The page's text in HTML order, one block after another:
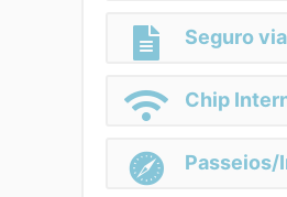
Seguro
Chip
Passeios/